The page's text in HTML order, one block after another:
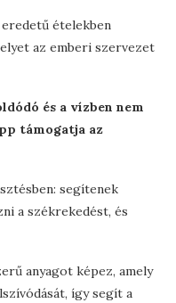
ételekben
az emberi szervezet
és a vízben nem
támogatja az
segítenek
a székrekedést, és
anyagot képez, amely
így segít a